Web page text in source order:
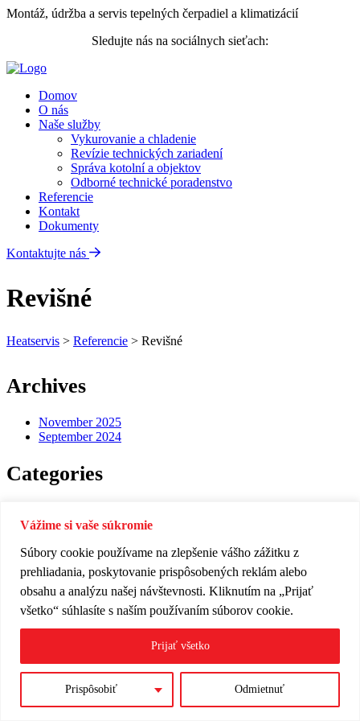
Vážime si vaše súkromie
Súbory cookie používame na zlepšenie vášho zážitku z
prehliadania, poskytovanie prispôsobených reklám alebo
obsahu a analýzu našej návštevnosti. Kliknutím na „Prijať
všetko“ súhlasíte s naším používaním súborov cookie.
Prispôsobiť Odmietnuť
Prijať všetko
Montáž, údržba a servis tepelných čerpadiel a klimatizácií
Sledujte nás na sociálnych sieťach:
Domov
O nás
Naše služby
Vykurovanie a chladenie
Revízie technických zariadení
Správa kotolní a objektov
Odborné technické poradenstvo
Referencie
Kontakt
Dokumenty
Kontaktujte nás
Revišné
Heatservis > Referencie > Revišné
Archives
November 2025
September 2024
Categories
Repair
Uncategorized
Copyright © 2025 HeatSerivs. Všetky práva vyhradené.